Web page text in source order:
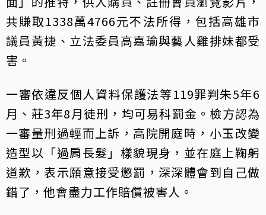
共賺取1338萬4766元不法所得，包括高雄市
議員黃捷、立法委員高嘉瑜與藝人雞排妹都受
害。
一審依違反個人資料保護法等119罪判朱5年6
月、莊3年8月徒刑，均可易科罰金。檢方認為
一審量刑過輕而上訴，高院開庭時，小玉改變
造型以「過肩長髮」樣貌現身，並在庭上鞠躬
道歉，表示願意接受懲罰，深深體會到自己做
錯了，他會盡力工作賠償被害人。